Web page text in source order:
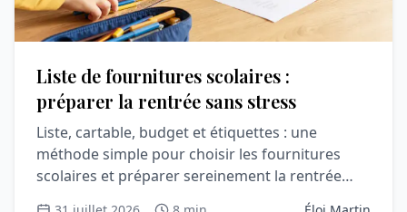
Liste de fournitures scolaires :
préparer la rentrée sans stress
Liste, cartable, budget et étiquettes : une
méthode simple pour choisir les fournitures
scolaires et préparer sereinement la rentrée